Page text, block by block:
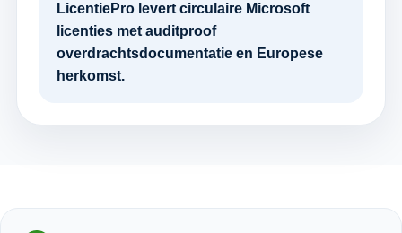
LicentiePro levert circulaire Microsoft
licenties met auditproof
overdrachtsdocumentatie en Europese
herkomst.